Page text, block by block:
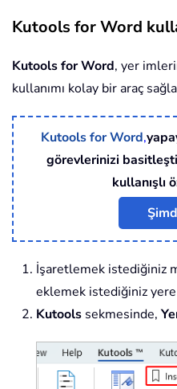
Kutools for Word
Kutools for Word, yer
kullanımı kolay bir araç
Kutools for Word,
görevlerinizi
kullanışlı
İşaretlemek istediğiniz
eklemek istediğiniz
Kutools sekmesinde,